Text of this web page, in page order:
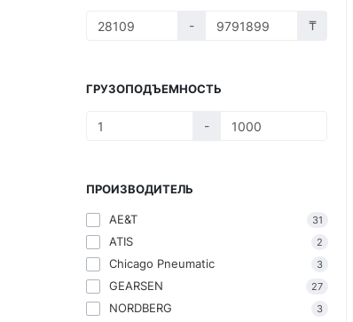
- ₸
ГРУЗОПОДЪЕМНОСТЬ
-
ПРОИЗВОДИТЕЛЬ
AE&T 31
ATIS 2
Chicago Pneumatic 3
GEARSEN 27
NORDBERG 3